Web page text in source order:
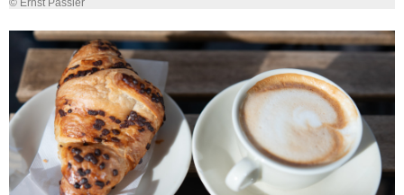
© Ernst Passler